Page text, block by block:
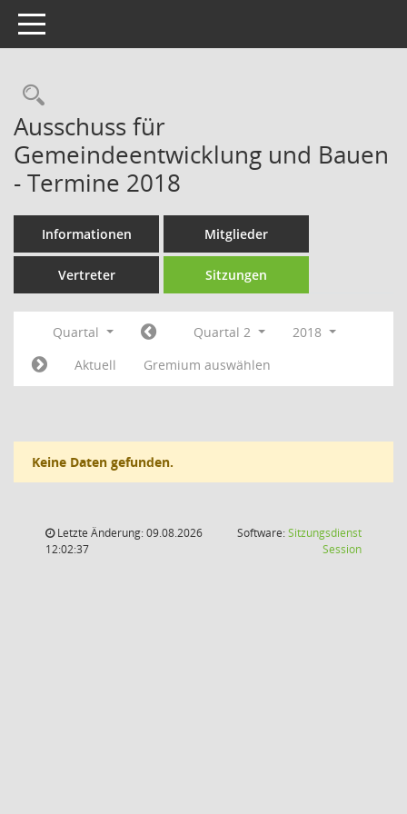
Toggle navigation
Rechercheauswahl
Ausschuss für
Gemeindeentwicklung und Bauen
- Termine 2018
Informationen Mitglieder
Vertreter Sitzungen
Quartal Quartal 2
2018
Aktuell
Gremium auswählen
Keine Daten gefunden.
Letzte Änderung: 09.08.2026
12:02:37
Software:Sitzungsdienst
Session(Wird in